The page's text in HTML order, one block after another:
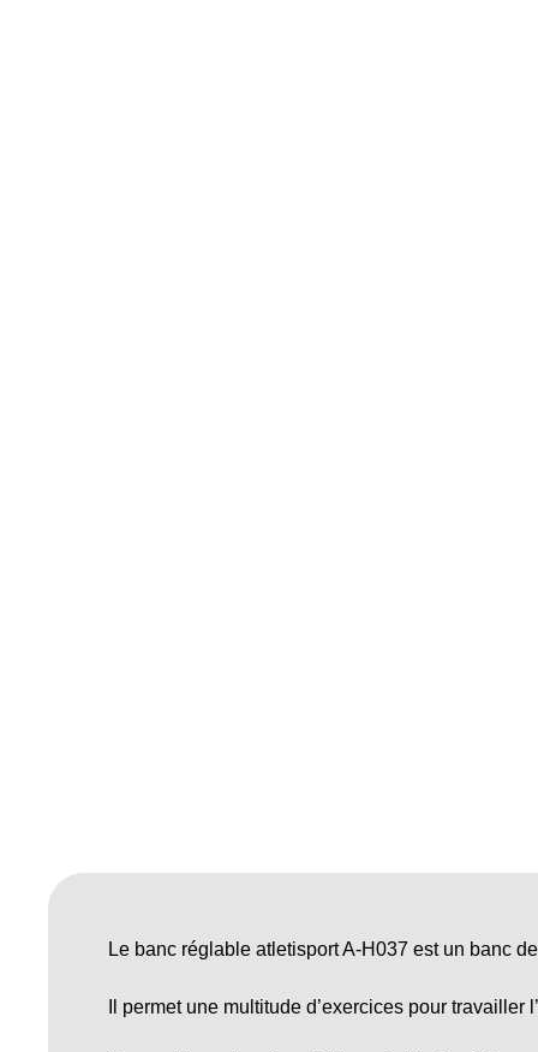
Le banc réglable atletisport A-H037 est un banc
Il permet une multitude d’exercices pour